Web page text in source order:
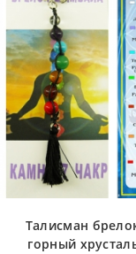
Талисман
горный